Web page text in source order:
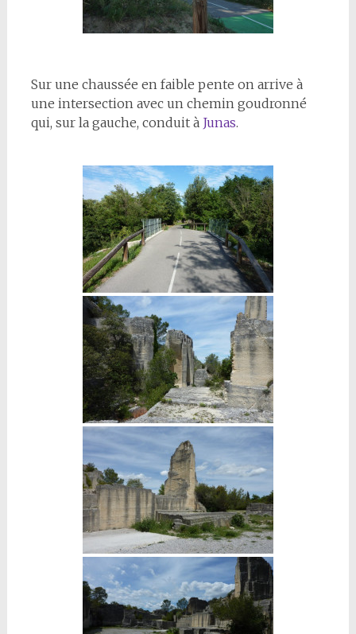
Sur une chaussée en faible pente on arrive à
une intersection avec un chemin goudronné
qui, sur la gauche, conduit à Junas.